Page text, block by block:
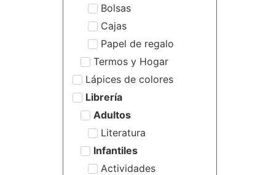
Bolsas
Cajas
Papel de regalo
Termos y Hogar
Lápices de colores
Librería
Adultos
Literatura
Infantiles
Actividades